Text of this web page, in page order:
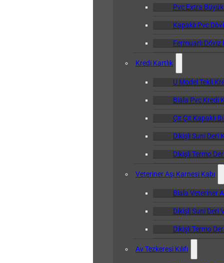
Pvc Extra
Kapaklı Pvc
Fermuarlı Döviz
Kredi Kartlık
U Model Tekli
Biala Pvc Kredi
Çıt Çıt Kapaklı
Dikişli Suni Deri
Dikişli Termo
Veteriner Aşı Karnesi Kabı
Biala Veteriner
Dikişli Suni Deri
Dikişli Termo
Av Tezkeresi Kılıfı